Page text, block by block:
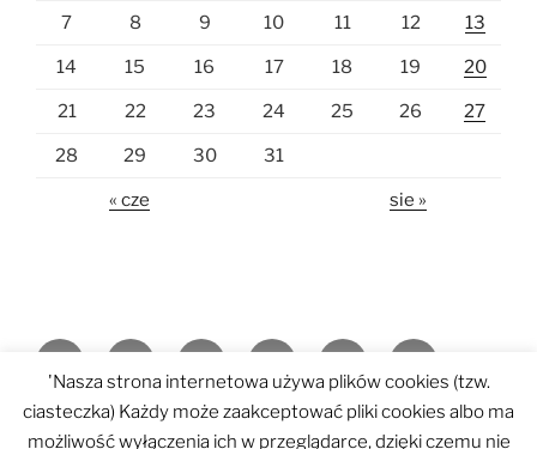
7 8 9 10 11 12 13
14 15 16 17 18 19 20
21 22 23 24 25 26 27
28 29 30 31
« cze sie »
Strona
główna
Jasełka
w
Będargowie
Msze
święte
Z
życia
parafii
KontaktPielgrzymka
do
Lourdes
Pilegrzymka
Włochy
REMONT
'Nasza strona internetowa używa plików cookies (tzw.
ciasteczka) Każdy może zaakceptować pliki cookies albo ma
możliwość wyłączenia ich w przeglądarce, dzięki czemu nie